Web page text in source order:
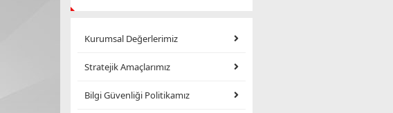
Kurumsal Değerlerimiz
Stratejik Amaçlarımız
Bilgi Güvenliği Politikamız